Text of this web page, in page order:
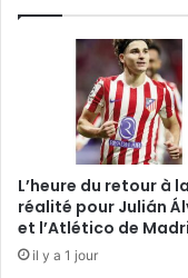
L’heure du retour à la
réalité pour Julián
et l’Atlético de
il y a 1 jour